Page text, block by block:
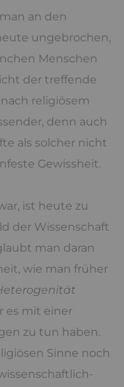
an den
ungebrochen,
Menschen
der treffende
religiösem
denn auch
als solcher nicht
Gewissheit.
ist heute zu
der Wissenschaft
man daran
wie man früher
es mit einer
zu tun haben.
Sinne noch